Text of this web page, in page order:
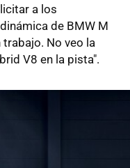
a los
de BMW M
No veo la
V8 en la pista".